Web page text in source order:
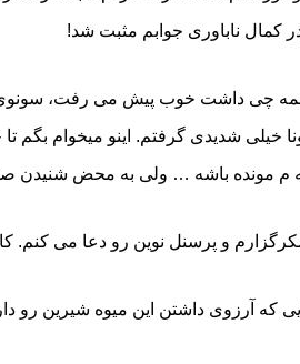
کمال ناباوری جوابم مثبت شد!
همه چی داشت خوب پیش می رفت،
خیلی شدیدی گرفتم. اینو میخوام بگم
م مونده باشه … ولی به محض شنیدن
و پرسنل نوین رو دعا می کنم.
که آرزوی داشتن این میوه شیرین رو